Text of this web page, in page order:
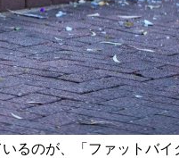
るのが、「ファットバイ